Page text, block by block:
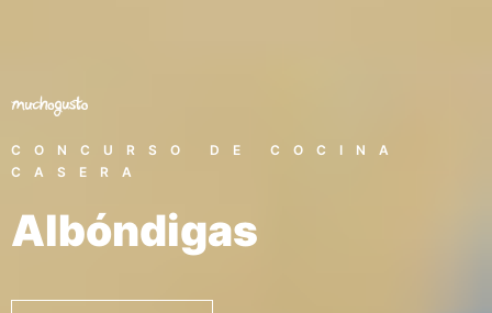
CONCURSO DE COCINA
CASERA
Albóndigas